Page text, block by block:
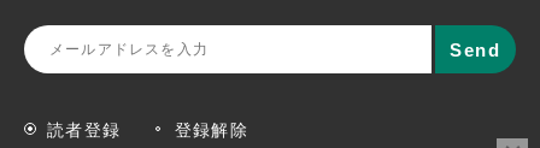
読者登録 登録解除